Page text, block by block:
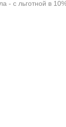
- с льготной в